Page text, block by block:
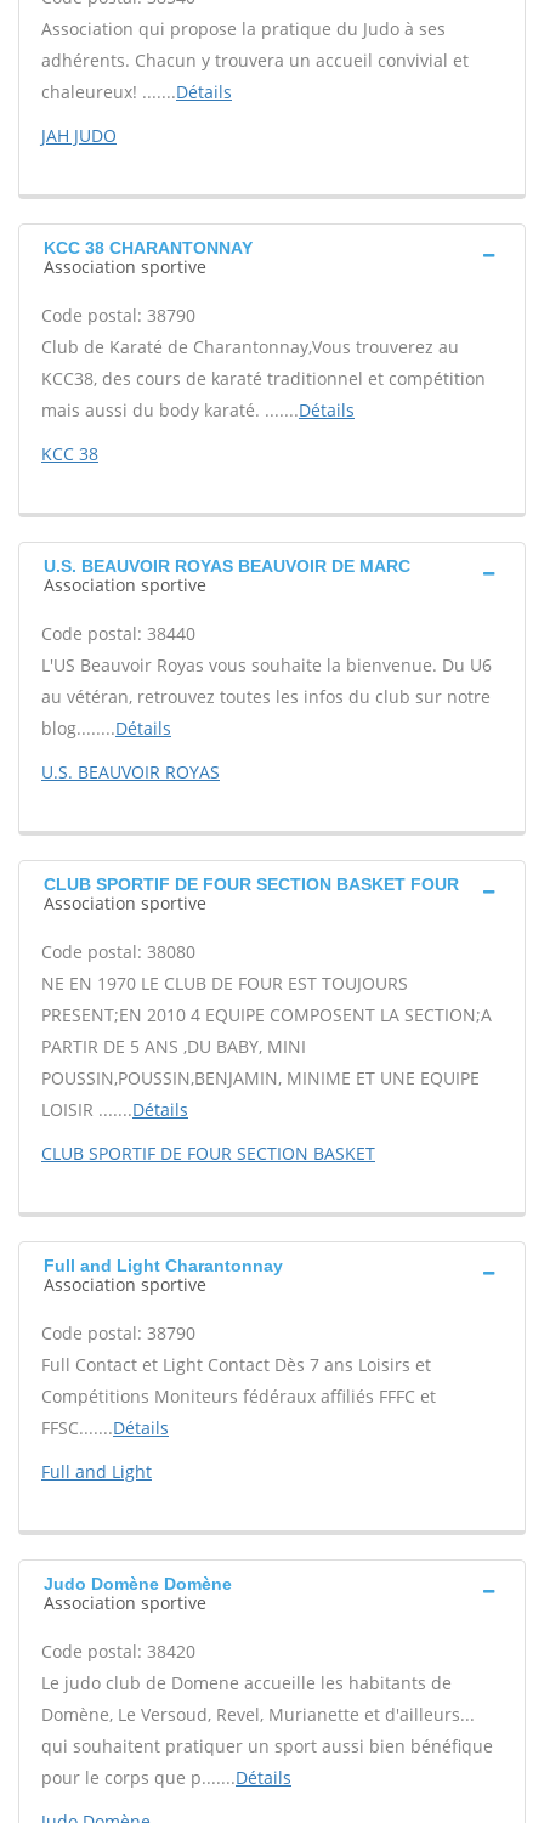
Association qui propose la pratique du Judo à ses
adhérents. Chacun y trouvera un accueil convivial et
chaleureux! .......Détails
JAH JUDO
KCC 38 CHARANTONNAY
Association sportive
Code postal: 38790
Club de Karaté de Charantonnay,Vous trouverez au
KCC38, des cours de karaté traditionnel et compétition
mais aussi du body karaté. .......Détails
KCC 38
U.S. BEAUVOIR ROYAS BEAUVOIR DE MARC
Association sportive
Code postal: 38440
L'US Beauvoir Royas vous souhaite la bienvenue. Du U6
au vétéran, retrouvez toutes les infos du club sur notre
blog........Détails
U.S. BEAUVOIR ROYAS
CLUB SPORTIF DE FOUR SECTION BASKET FOUR
Association sportive
Code postal: 38080
NE EN 1970 LE CLUB DE FOUR EST TOUJOURS
PRESENT;EN 2010 4 EQUIPE COMPOSENT LA SECTION;A
PARTIR DE 5 ANS ,DU BABY, MINI
POUSSIN,POUSSIN,BENJAMIN, MINIME ET UNE EQUIPE
LOISIR .......Détails
CLUB SPORTIF DE FOUR SECTION BASKET
Full and Light Charantonnay
Association sportive
Code postal: 38790
Full Contact et Light Contact Dès 7 ans Loisirs et
Compétitions Moniteurs fédéraux affiliés FFFC et
FFSC.......Détails
Full and Light
Judo Domène Domène
Association sportive
Code postal: 38420
Le judo club de Domene accueille les habitants de
Domène, Le Versoud, Revel, Murianette et d'ailleurs...
qui souhaitent pratiquer un sport aussi bien bénéfique
pour le corps que p.......Détails